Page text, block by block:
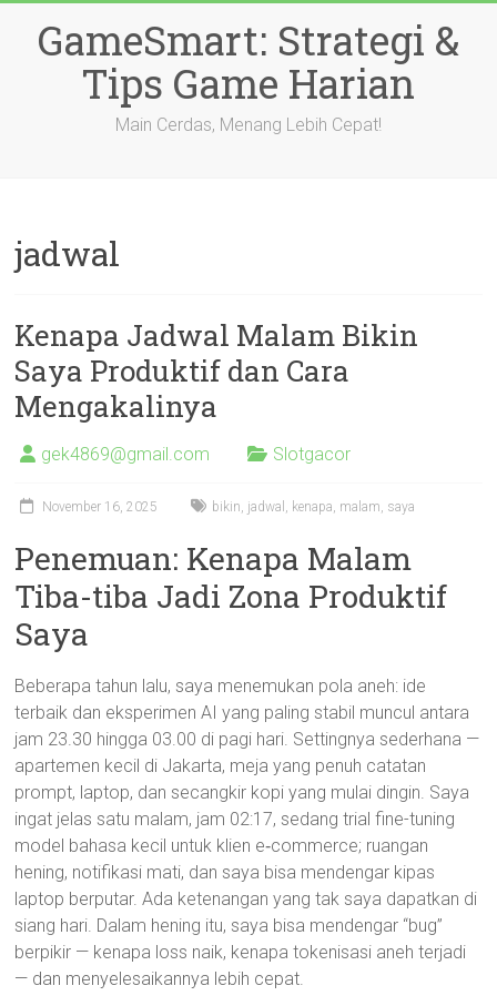
contentGameSmart: Strategi &
Tips Game Harian
Main Cerdas, Menang Lebih Cepat!
jadwal
Kenapa Jadwal Malam Bikin
Saya Produktif dan Cara
Mengakalinya
gek4869@gmail.com Slotgacor
November 16, 2025 bikin, jadwal , kenapa, malam, saya
Penemuan: Kenapa Malam
Tiba-tiba Jadi Zona Produktif
Saya
Beberapa tahun lalu, saya menemukan pola aneh: ide
terbaik dan eksperimen AI yang paling stabil muncul antara
jam 23.30 hingga 03.00 di pagi hari. Settingnya sederhana —
apartemen kecil di Jakarta, meja yang penuh catatan
prompt, laptop, dan secangkir kopi yang mulai dingin. Saya
ingat jelas satu malam, jam 02:17, sedang trial fine-tuning
model bahasa kecil untuk klien e‑commerce; ruangan
hening, notifikasi mati, dan saya bisa mendengar kipas
laptop berputar. Ada ketenangan yang tak saya dapatkan di
siang hari. Dalam hening itu, saya bisa mendengar “bug”
berpikir — kenapa loss naik, kenapa tokenisasi aneh terjadi
— dan menyelesaikannya lebih cepat.